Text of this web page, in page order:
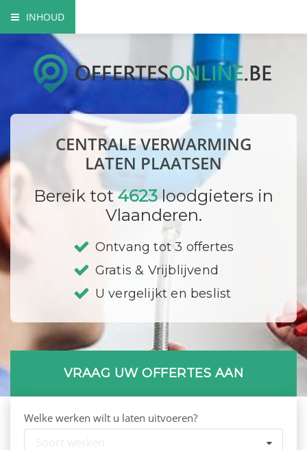
INHOUD
Voordelen centraal verwarmingssysteem
Elementen CV
Mogelijke brandstoffen
Milieuvriendelijke opties
CENTRALE VERWARMING
LATEN PLAATSEN
Bereik tot4623loodgieters in
Vlaanderen.
Ontvang tot 3 offertes
Gratis & Vrijblijvend
U vergelijkt en beslist
VRAAG UW OFFERTES AAN
Welke werken wilt u laten uitvoeren?